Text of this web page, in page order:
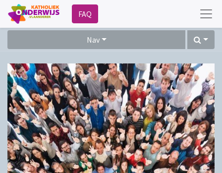
FAQ
Nav